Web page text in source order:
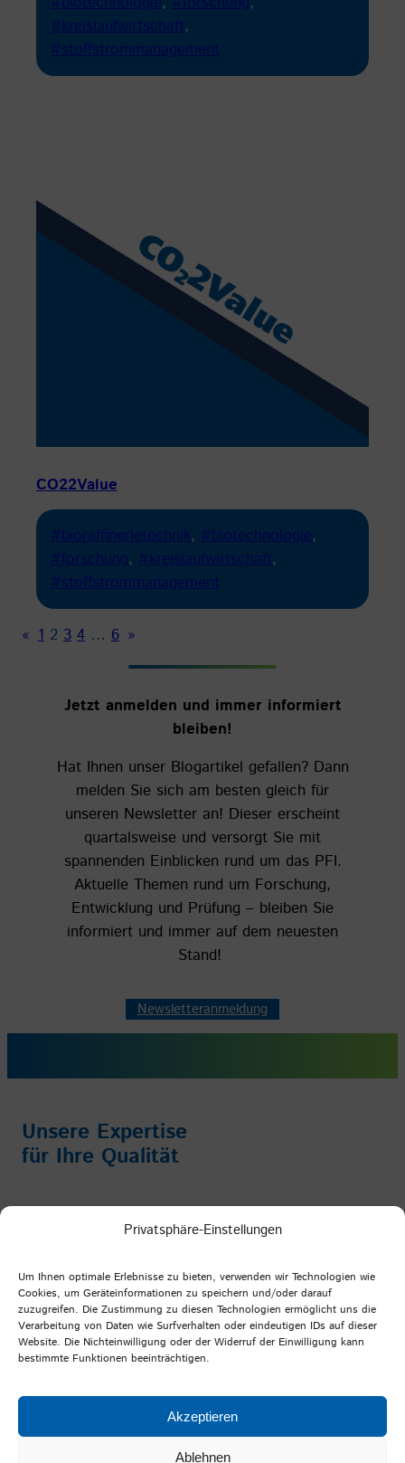
Privatsphäre-Einstellungen
Um Ihnen optimale Erlebnisse zu bieten, verwenden wir Technologien wie
Cookies, um Geräteinformationen zu speichern und/oder darauf
zuzugreifen. Die Zustimmung zu diesen Technologien ermöglicht uns die
Verarbeitung von Daten wie Surfverhalten oder eindeutigen IDs auf dieser
Website. Die Nichteinwilligung oder der Widerruf der Einwilligung kann
bestimmte Funktionen beeinträchtigen.
Akzeptieren
Ablehnen
#kreislaufwirtschaft
#stoffstrommanagement
CO22Value
#bioraffinerietechnik, #biotechnologie
#forschung, #kreislaufwirtschaft
#stoffstrommanagement
« 1 2 3 4 … 6 »
Jetzt anmelden und immer informiert
bleiben!
Hat Ihnen unser Blogartikel gefallen? Dann
melden Sie sich am besten gleich für
unseren Newsletter an! Dieser erscheint
quartalsweise und versorgt Sie mit
spannenden Einblicken rund um das PFI.
Aktuelle Themen rund um Forschung,
Entwicklung und Prüfung – bleiben Sie
informiert und immer auf dem neuesten
Stand!
Newsletteranmeldung
Unsere Expertise
für Ihre Qualität
Facebook Instagram YouTube LinkedIn
PFI Germany